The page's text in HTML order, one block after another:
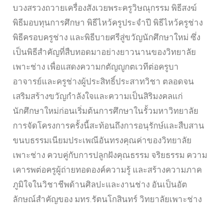
บวงสรวงถวายเครื่องสังเวยพระครูวิษณุกรรม พิธีสงฆ์
พิธีมอบทุนการศึกษา พิธีไหว้ครูประจำปี พิธีไหว้ครูช่าง
พิธีครอบครูช่าง และพิธีบายศรีสู่ขวัญนักศึกษาใหม่ ซึ่ง
เป็นพิธีสำคัญที่สืบทอดมาอย่างยาวนานของวิทยาลัย
เพาะช่าง เพื่อแสดงความกตัญญูกตเวทีต่อครูบา
อาจารย์และครูช่างผู้ประสิทธิ์ประสาทวิชา ตลอดจน
เสริมสร้างขวัญกำลังใจและความเป็นสิริมงคลแก่
นักศึกษาใหม่ก่อนเริ่มต้นการศึกษาในรั้วมหาวิทยาลัย
การจัดโครงการครั้งนี้สะท้อนถึงการอนุรักษ์และสืบสาน
ขนบธรรมเนียมประเพณีอันทรงคุณค่าของวิทยาลัย
เพาะช่าง ควบคู่กับการปลูกฝังคุณธรรม จริยธรรม ความ
เคารพต่อครูผู้ถ่ายทอดองค์ความรู้ และสร้างความภาค
ภูมิใจในวิชาชีพด้านศิลปะและงานช่าง อันเป็นอัต
ลักษณ์สำคัญของ มทร.รัตนโกสินทร์ วิทยาลัยเพาะช่าง